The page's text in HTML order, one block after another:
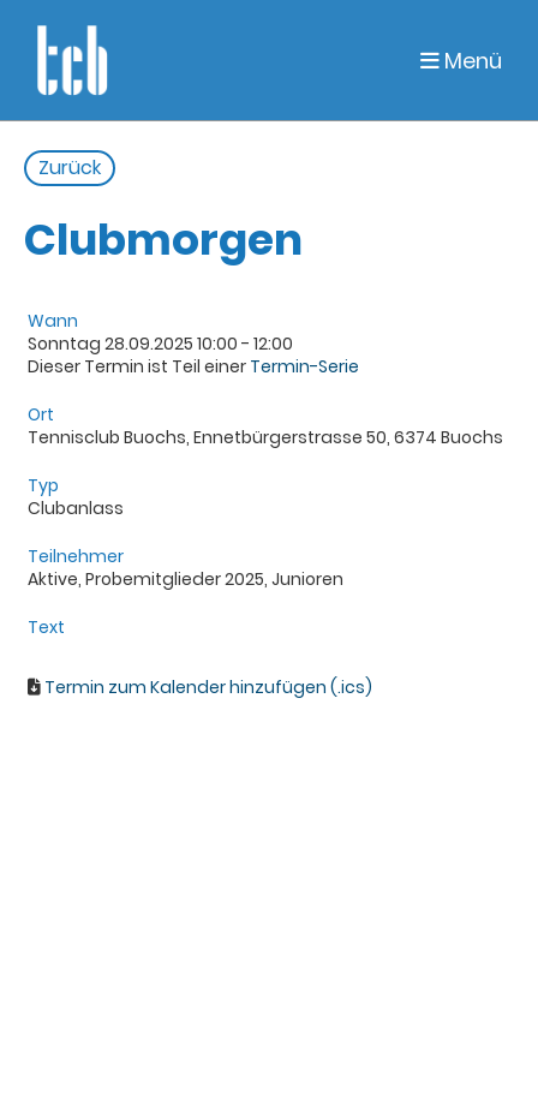
Menü
Zurück
Clubmorgen
Wann
Sonntag 28.09.2025 10:00 - 12:00
Dieser Termin ist Teil einer Termin-Serie
Ort
Tennisclub Buochs, Ennetbürgerstrasse 50, 6374 Buochs
Typ
Clubanlass
Teilnehmer
Aktive, Probemitglieder 2025, Junioren
Text
Termin zum Kalender hinzufügen (.ics)